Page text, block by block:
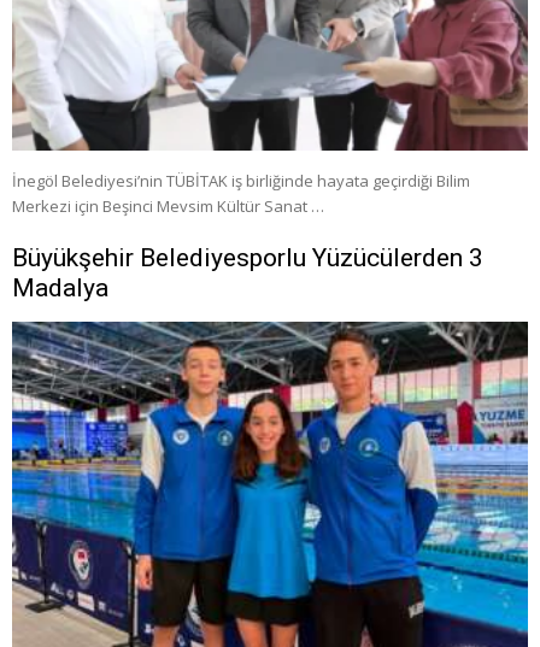
İnegöl Belediyesi’nin TÜBİTAK iş birliğinde hayata geçirdiği Bilim
Merkezi için Beşinci Mevsim Kültür Sanat …
Büyükşehir Belediyesporlu Yüzücülerden 3
Madalya